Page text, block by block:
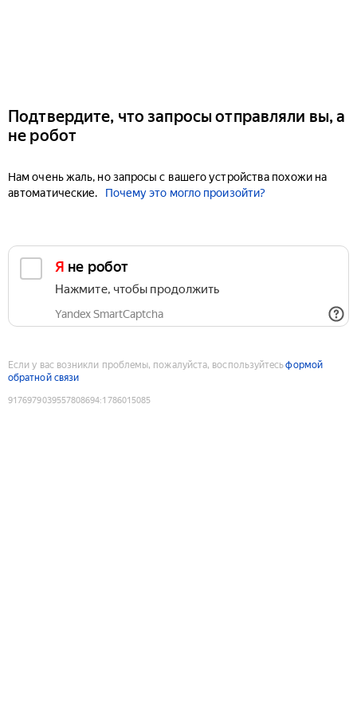
Подтвердите, что запросы отправляли вы, а
не робот
Нам очень жаль, но запросы с вашего устройства похожи на
автоматические.
Почему это могло произойти?
Я не робот
Нажмите, чтобы продолжить
Yandex SmartCaptcha
Если у вас возникли проблемы, пожалуйста, воспользуйтесьформой
обратной связи
9176979039557808694:1786015085